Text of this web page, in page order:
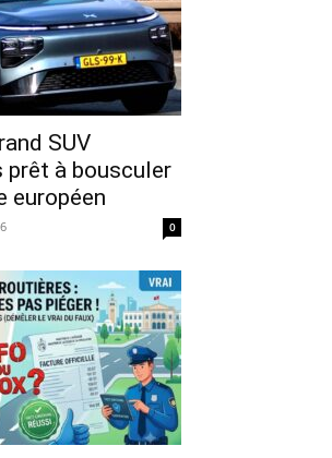
SUV
prêt à bousculer
européen
0